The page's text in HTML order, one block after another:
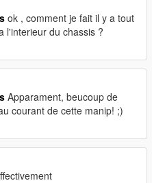
ok , comment je fait il y a tout
l'interieur du chassis ?
Apparament, beucoup de
courant de cette manip! ;)